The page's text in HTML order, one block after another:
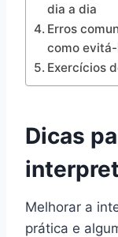
dia a dia
Erros
como
Exercícios
Dicas
Melhorar a
prática e